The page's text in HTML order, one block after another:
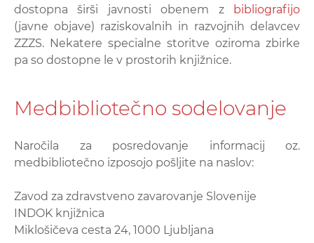
dostopna širši javnosti obenem z
bibliografijo
(javne objave) raziskovalnih in razvojnih delavcev
ZZZS. Nekatere specialne storitve oziroma zbirke
pa so dostopne le v prostorih knjižnice.
Medbibliotečno sodelovanje
Naročila za posredovanje informacij oz.
medbibliotečno izposojo pošljite na naslov:
Zavod za zdravstveno zavarovanje Slovenije
INDOK knjižnica
Miklošičeva cesta 24, 1000 Ljubljana